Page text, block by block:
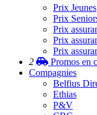
Prix Jeunes
Prix
Prix
Prix
Prix
2
Promos en
Compagnies
Belfius
Ethias
P&V